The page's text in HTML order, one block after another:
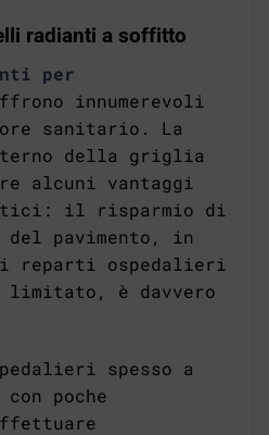
radianti a soffitto
per
innumerevoli
sanitario. La
della griglia
alcuni vantaggi
il risparmio di
pavimento, in
reparti ospedalieri
limitato, è davvero
spesso a
poche